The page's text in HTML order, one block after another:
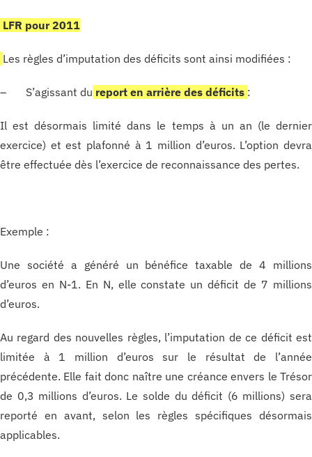
LFR pour 2011
Les règles d’imputation des déficits sont ainsi modifiées :
– S’agissant du report en arrière des déficits :
Il est désormais limité dans le temps à un an (le dernier
exercice) et est plafonné à 1 million d’euros. L’option devra
être effectuée dès l’exercice de reconnaissance des pertes.
Exemple :
Une société a généré un bénéfice taxable de 4 millions
d’euros en N-1. En N, elle constate un déficit de 7 millions
d’euros.
Au regard des nouvelles règles, l’imputation de ce déficit est
limitée à 1 million d’euros sur le résultat de l’année
précédente. Elle fait donc naître une créance envers le Trésor
de 0,3 millions d’euros. Le solde du déficit (6 millions) sera
reporté en avant, selon les règles spécifiques désormais
applicables.